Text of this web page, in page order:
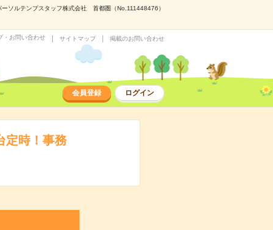
ソルテンプスタッフ株式会社 首都圏（No.111448476）
・お問い合わせ サイトマップ 掲載のお問い合わせ
会員登録 ログイン
定時！事務